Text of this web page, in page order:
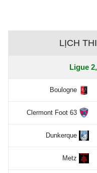
LỊCH
Ligue
Boulogne
Clermont Foot 63
Dunkerque
Metz